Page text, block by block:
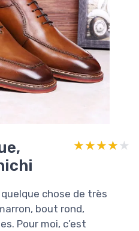
★★★★★
★★★★★
chose de très
bout rond,
Pour moi, c’est